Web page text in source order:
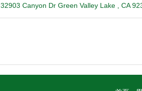
32903 Canyon Dr Green Valley Lake , CA